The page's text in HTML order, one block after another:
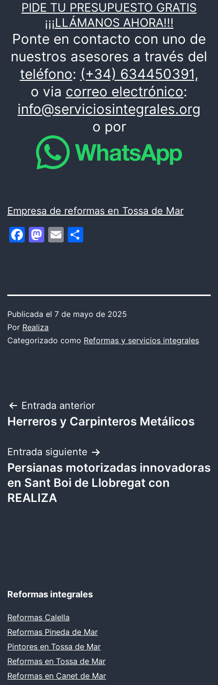
PIDE TU PRESUPUESTO GRATIS
¡¡¡LLÁMANOS AHORA!!!
Ponte en contacto con uno de
nuestros asesores a través del
teléfono: (+34) 634450391,
o via correo electrónico:
info@serviciosintegrales.org
o por
Empresa de reformas en Tossa de Mar
Facebook
Mastodon
Email
Publicada el 7 de mayo de 2025
Por Realiza
Categorizado como Reformas y servicios integrales
Navegación
de
Entrada anterior
Herreros y Carpinteros Metálicos
Entrada siguiente
Persianas motorizadas innovadoras
en Sant Boi de Llobregat con
REALIZA
Reformas integrales
Reformas Calella
Reformas Pineda de Mar
Pintores en Tossa de Mar
Reformas en Tossa de Mar
Reformas en Canet de Mar